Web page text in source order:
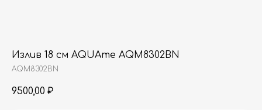
Излив 18 см AQUAme AQM8302BN
AQM8302BN
9500,00 ₽